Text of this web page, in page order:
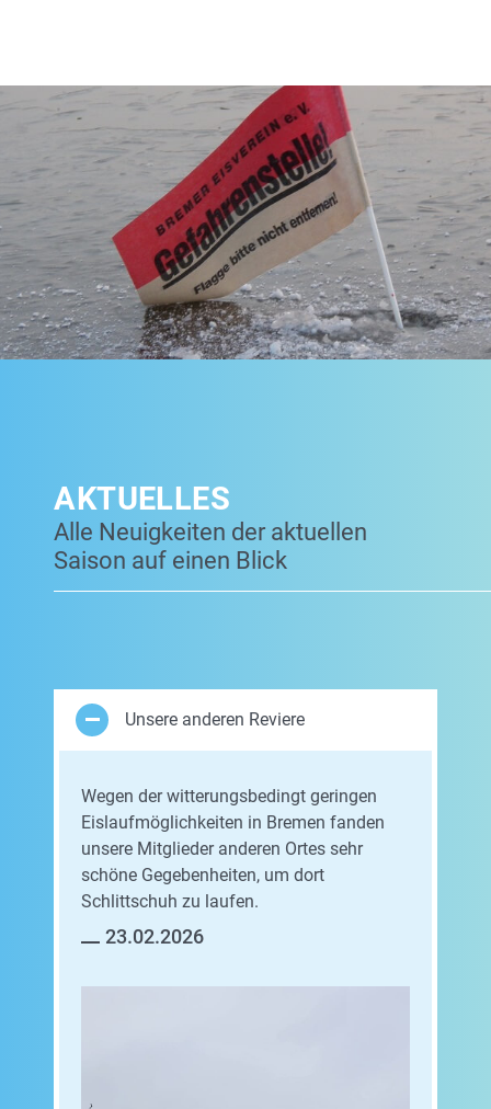
AKTUELLES
Alle Neuigkeiten der aktuellen
Saison auf einen Blick
Unsere anderen Reviere
Wegen der witterungsbedingt geringen
Eislaufmöglichkeiten in Bremen fanden
unsere Mitglieder anderen Ortes sehr
schöne Gegebenheiten, um dort
Schlittschuh zu laufen.
23.02.2026